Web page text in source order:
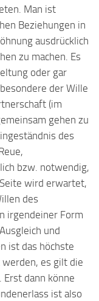
Man ist
Beziehungen in
ausdrücklich
zu machen. Es
oder gar
der Wille
(im
gehen zu
des
bzw. notwendig,
wird erwartet,
des
irgendeiner Form
und
ist das höchste
es gilt die
dann könne
ist also